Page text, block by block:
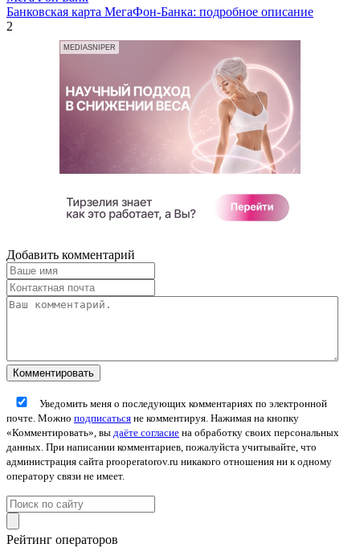
Банковская карта МегаФон-Банка: подробное описание
2
MEDIASNIPER
Добавить комментарий
Уведомить меня о последующих комментариях по электронной
почте. Можно подписаться не комментируя. Нажимая на кнопку
«Комментировать», вы даёте согласие на обработку своих персональных
данных. При написании комментариев, пожалуйста учитывайте, что
администрация сайта prooperatorov.ru никакого отношения ни к одному
оператору связи не имеет.
Рейтинг операторов